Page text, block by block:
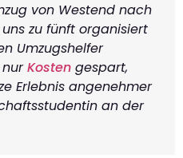
von Westend nach
zu fünft organisiert
Umzugshelfer
Kosten gespart,
Erlebnis angenehmer
an der